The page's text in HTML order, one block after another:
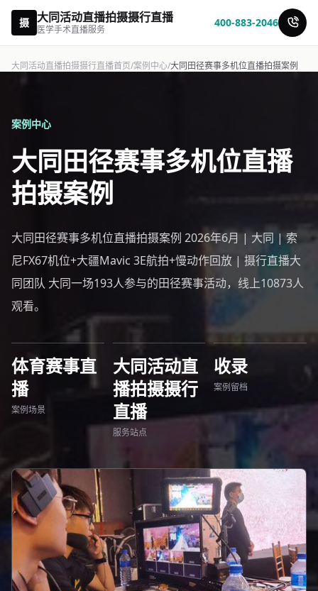
摄 大同活动直播拍摄摄行直播
医学手术直播服务
400-883-2046
大同活动直播拍摄摄行直播首页/案例中心/大同田径赛事多机位直播拍摄案例
案例中心
大同田径赛事多机位直播
拍摄案例
大同田径赛事多机位直播拍摄案例 2026年6月 | 大同 | 索
尼FX67机位+大疆Mavic 3E航拍+慢动作回放 | 摄行直播大
同团队 大同一场193人参与的田径赛事活动，线上10873人
观看。
体育赛事直
播
案例场景
大同活动直
播拍摄摄行
直播
服务站点
收录
案例留档